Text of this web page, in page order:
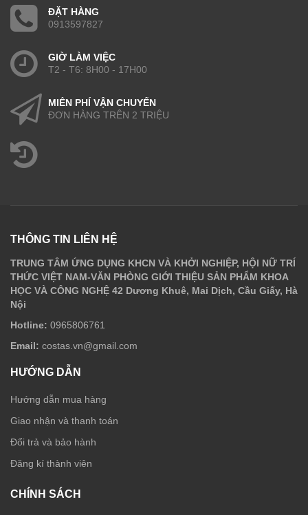
ĐẶT HÀNG
0913597827
GIỜ LÀM VIỆC
T2 - T6: 8H00 - 17H00
MIỄN PHÍ VẬN CHUYỂN
ĐƠN HÀNG TRÊN 2 TRIỆU
THÔNG TIN LIÊN HỆ
TRUNG TÂM ỨNG DỤNG KHCN VÀ KHỞI NGHIỆP, HỘI NỮ TRÍ
THỨC VIỆT NAM-VĂN PHÒNG GIỚI THIỆU SẢN PHẨM KHOA
HỌC VÀ CÔNG NGHỆ 42 Dương Khuê, Mai Dịch, Cầu Giấy, Hà
Nội
Hotline: 0965806761
Email: costas.vn@gmail.com
HƯỚNG DẪN
Hướng dẫn mua hàng
Giao nhận và thanh toán
Đổi trả và bảo hành
Đăng kí thành viên
CHÍNH SÁCH